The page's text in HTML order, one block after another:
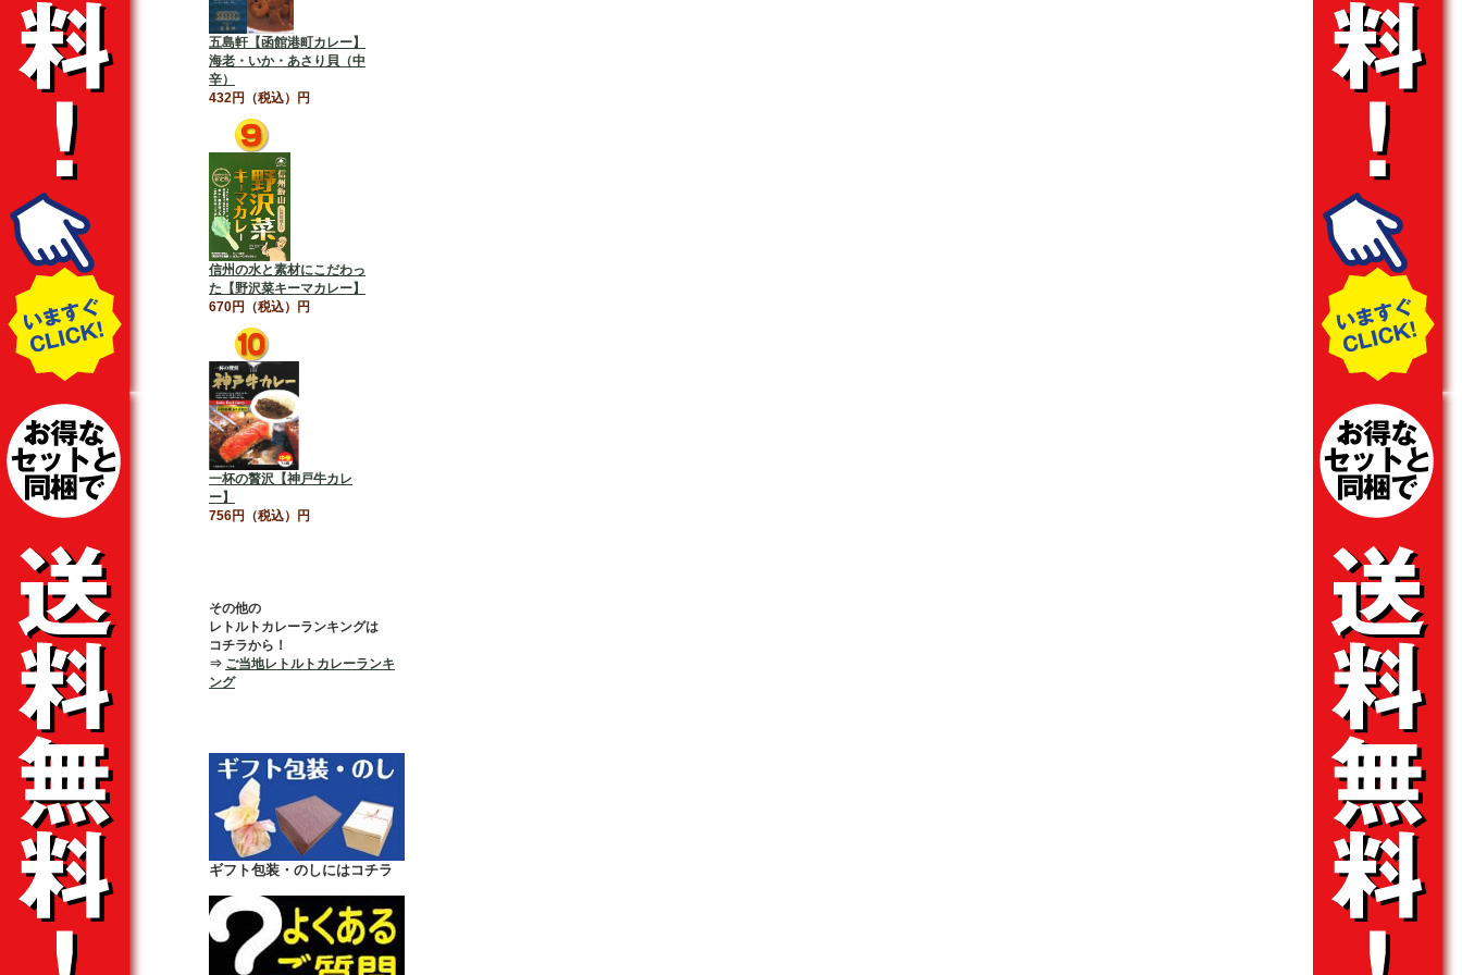
五島軒【函館港町カレー】
海老・いか・あさり貝（中
辛）
432円（税込）円
信州の水と素材にこだわっ
た【野沢菜キーマカレー】
670円（税込）円
一杯の贅沢【神戸牛カレ
ー】
756円（税込）円
その他の
レトルトカレーランキングは
コチラから！
⇒ ご当地レトルトカレーランキ
ング
ギフト包装・のしにはコチラ